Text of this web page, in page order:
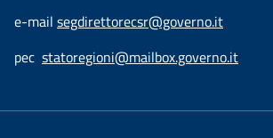
e-mail segdirettorecsr@governo.it
pec statoregioni@mailbox.governo.it